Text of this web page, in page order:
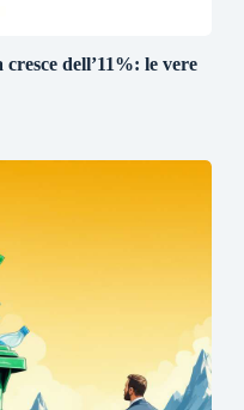
dell’11%: le vere